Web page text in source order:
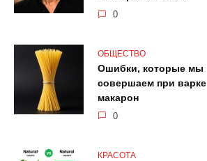
0
ОБЩЕСТВО
Ошибки, которые мы
совершаем при варке
макарон
0
КРАСОТА